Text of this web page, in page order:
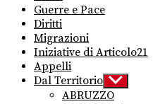
Guerre e Pace
Diritti
Migrazioni
Iniziative di Articolo21
Appelli
Dal Territorio Show
sub
menu
ABRUZZO